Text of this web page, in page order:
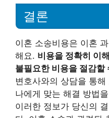
결론
이혼 소송비용은 이혼
해요. 비용을 정확히 이
불필요한 비용을 절감할
변호사와의 상담을 통
나에게 맞는 해결 방법
이러한 정보가 당신의